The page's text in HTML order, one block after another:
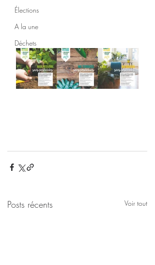
Élections
A la une
Déchets
Posts récents Voir tout